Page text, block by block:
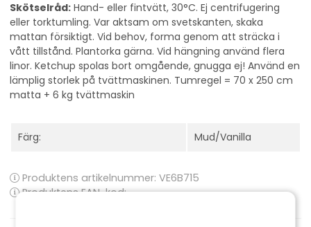
Skötselråd: Hand- eller fintvätt, 30°C. Ej centrifugering
eller torktumling. Var aktsam om svetskanten, skaka
mattan försiktigt. Vid behov, forma genom att sträcka i
vått tillstånd. Plantorka gärna. Vid hängning använd flera
linor. Ketchup spolas bort omgående, gnugga ej! Använd en
lämplig storlek på tvättmaskinen. Tumregel = 70 x 250 cm
matta + 6 kg tvättmaskin
Färg: Mud/Vanilla
Produktens artikelnummer: VE6B715
Produktens EAN-kod: